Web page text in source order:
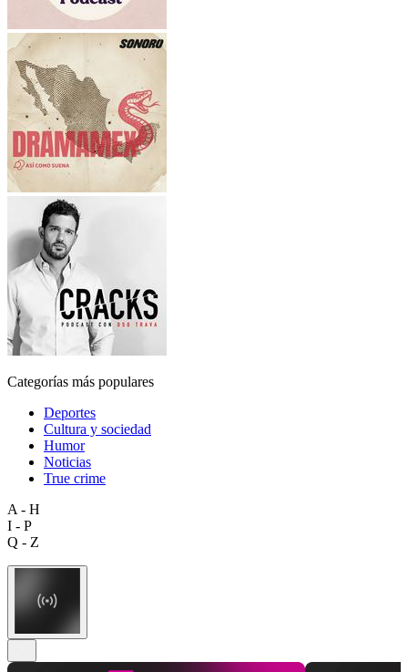
Categorías más populares
Deportes
Cultura y sociedad
Humor
Noticias
True crime
A - H
I - P
Q - Z